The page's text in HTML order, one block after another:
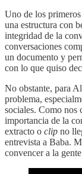
Uno de los
una estructura con
integridad de la
conversaciones
un documento y
con lo que quiso
No obstante, para
problema,
sociales. Como nos
importancia de la
extracto o clip no
entrevista a Baba.
convencer a la